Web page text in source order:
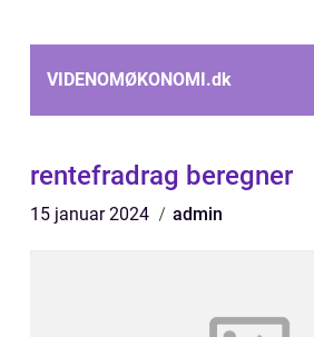
VIDENOMØKONOMI.dk
rentefradrag beregner
15 januar 2024 admin